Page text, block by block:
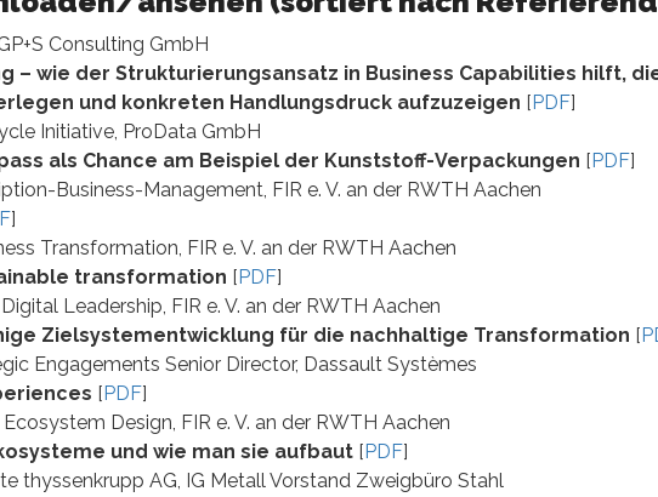
Consulting GmbH
– wie der Strukturierungsansatz in Business Capabilities hilft,
und konkreten Handlungsdruck aufzuzeigen [PDF]
Initiative, ProData GmbH
als Chance am Beispiel der Kunststoff-Verpackungen [PDF]
Business-Management, FIR e. V. an der RWTH Aachen
]
Transformation, FIR e. V. an der RWTH Aachen
transformation [PDF]
Leadership, FIR e. V. an der RWTH Aachen
Zielsystementwicklung für die nachhaltige Transformation [
Engagements Senior Director, Dassault Systèmes
[PDF]
Design, FIR e. V. an der RWTH Aachen
und wie man sie aufbaut [PDF]
thyssenkrupp AG, IG Metall Vorstand Zweigbüro Stahl